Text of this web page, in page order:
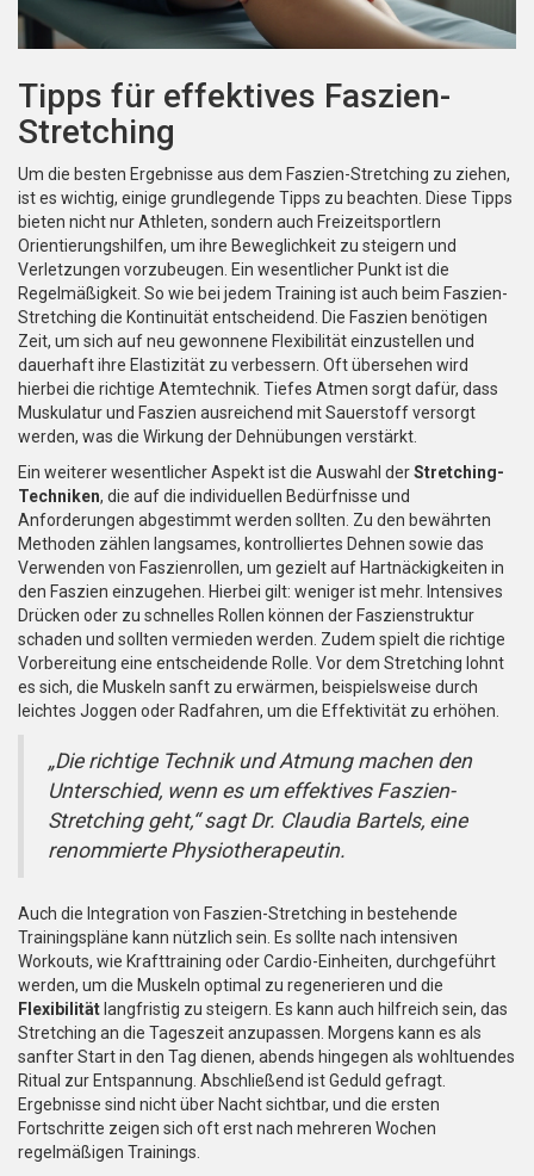
Tipps für effektives Faszien-
Stretching
Um die besten Ergebnisse aus dem Faszien-Stretching zu ziehen,
ist es wichtig, einige grundlegende Tipps zu beachten. Diese Tipps
bieten nicht nur Athleten, sondern auch Freizeitsportlern
Orientierungshilfen, um ihre Beweglichkeit zu steigern und
Verletzungen vorzubeugen. Ein wesentlicher Punkt ist die
Regelmäßigkeit. So wie bei jedem Training ist auch beim Faszien-
Stretching die Kontinuität entscheidend. Die Faszien benötigen
Zeit, um sich auf neu gewonnene Flexibilität einzustellen und
dauerhaft ihre Elastizität zu verbessern. Oft übersehen wird
hierbei die richtige Atemtechnik. Tiefes Atmen sorgt dafür, dass
Muskulatur und Faszien ausreichend mit Sauerstoff versorgt
werden, was die Wirkung der Dehnübungen verstärkt.
Ein weiterer wesentlicher Aspekt ist die Auswahl derStretching-
Techniken, die auf die individuellen Bedürfnisse und
Anforderungen abgestimmt werden sollten. Zu den bewährten
Methoden zählen langsames, kontrolliertes Dehnen sowie das
Verwenden von Faszienrollen, um gezielt auf Hartnäckigkeiten in
den Faszien einzugehen. Hierbei gilt: weniger ist mehr. Intensives
Drücken oder zu schnelles Rollen können der Faszienstruktur
schaden und sollten vermieden werden. Zudem spielt die richtige
Vorbereitung eine entscheidende Rolle. Vor dem Stretching lohnt
es sich, die Muskeln sanft zu erwärmen, beispielsweise durch
leichtes Joggen oder Radfahren, um die Effektivität zu erhöhen.
„Die richtige Technik und Atmung machen den
Unterschied, wenn es um effektives Faszien-
Stretching geht,“ sagt Dr. Claudia Bartels, eine
renommierte Physiotherapeutin.
Auch die Integration von Faszien-Stretching in bestehende
Trainingspläne kann nützlich sein. Es sollte nach intensiven
Workouts, wie Krafttraining oder Cardio-Einheiten, durchgeführt
werden, um die Muskeln optimal zu regenerieren und die
Flexibilitätlangfristig zu steigern. Es kann auch hilfreich sein, das
Stretching an die Tageszeit anzupassen. Morgens kann es als
sanfter Start in den Tag dienen, abends hingegen als wohltuendes
Ritual zur Entspannung. Abschließend ist Geduld gefragt.
Ergebnisse sind nicht über Nacht sichtbar, und die ersten
Fortschritte zeigen sich oft erst nach mehreren Wochen
regelmäßigen Trainings.